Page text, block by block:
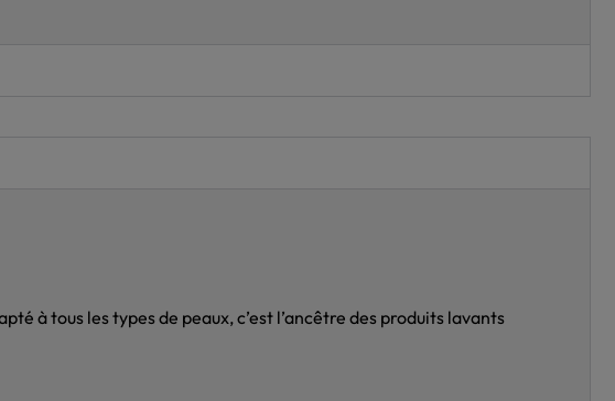
à tous les types de peaux, c’est l’ancêtre des produits lavants